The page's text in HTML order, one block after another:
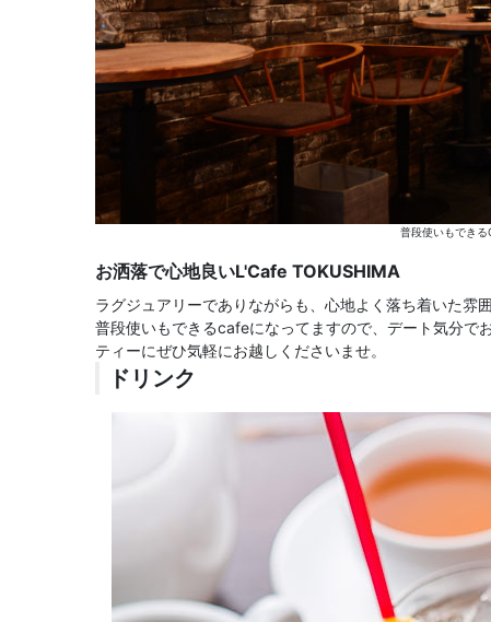
普段使いもでき
お洒落で心地良いL'Cafe TOKUSHIMA
ラグジュアリーでありながらも、心地よく落ち着いた雰
普段使いもできるcafeになってますので、デート気分で
ティーにぜひ気軽にお越しくださいませ。
ドリンク